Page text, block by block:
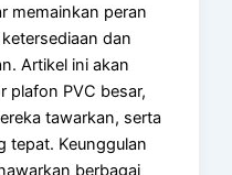
memainkan peran
dan
Artikel ini akan
plafon PVC besar,
tawarkan, serta
tepat. Keunggulan
berbagai